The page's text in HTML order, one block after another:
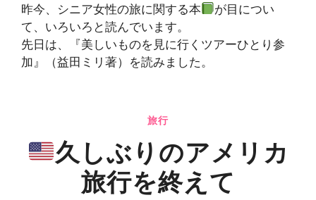
昨今、シニア女性の旅に関する本
が目につい
て、いろいろと読んでいます。
先日は、『美しいものを見に行くツアーひとり参
加』（益田ミリ著）を読みました。
旅行
久しぶりのアメリカ
旅行を終えて